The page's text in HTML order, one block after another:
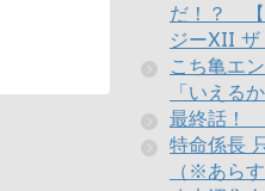
だ！？ 【
ジーXII ザ
こち亀エ
「いえる
最終話！
特命係長
（※あらす